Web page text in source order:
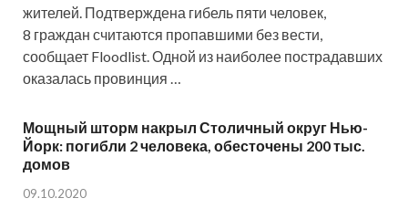
жителей. Подтверждена гибель пяти человек,
8 граждан считаются пропавшими без вести,
сообщает Floodlist. Одной из наиболее пострадавших
оказалась провинция …
Мощный шторм накрыл Столичный округ Нью-
Йорк: погибли 2 человека, обесточены 200 тыс.
домов
09.10.2020